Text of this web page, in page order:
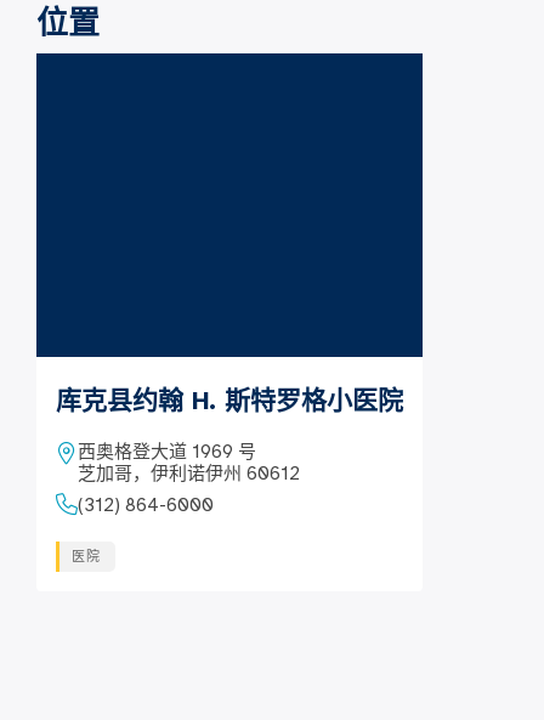
位置
库克县约翰 H. 斯特罗格小医院
西奥格登大道 1969 号
芝加哥，伊利诺伊州 60612
(312) 864-6000
医院